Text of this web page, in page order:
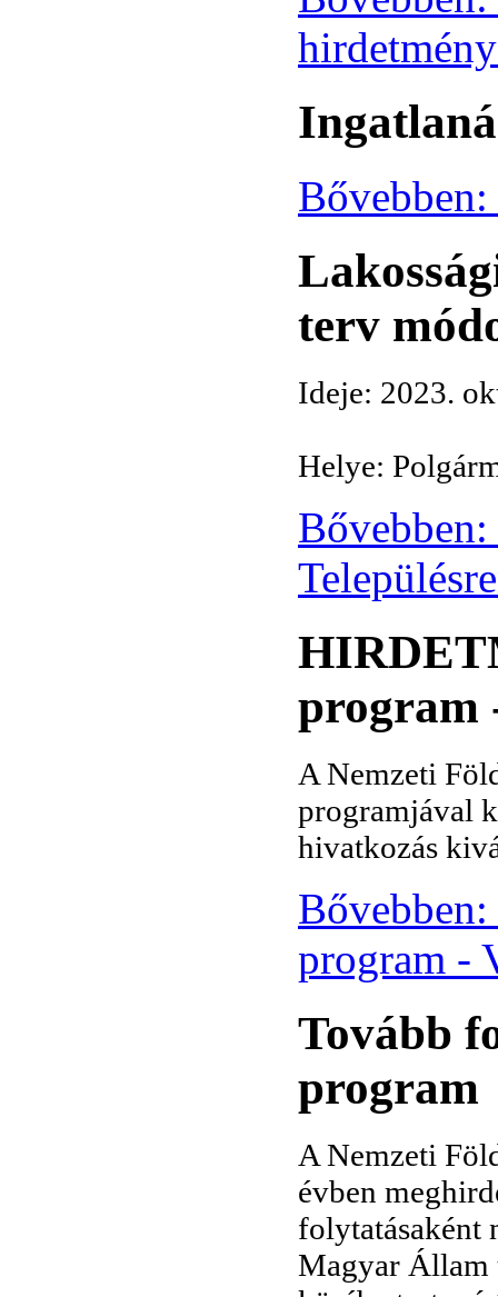
terv
Ideje: 2023.
Helye:
program
A Nemzeti
programjával
hivatkozás
program -
Tovább
program
A Nemzeti
évben
folytatásaként
Magyar Állam